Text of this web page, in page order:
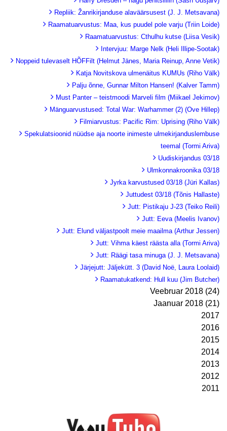
Repliik: Žanrikirjanduse alaväärsusest (J. J. Metsavana)
Raamatuarvustus: Maa, kus puudel pole varju (Triin Loide)
Raamatuarvustus: Cthulhu kutse (Liisa Vesik)
Intervjuu: Marge Nelk (Heli Illipe-Sootak)
Noppeid tulevaselt HÕFFilt (Helmut Jänes, Maria Reinup, Anne Vetik)
Katja Novitskova ulmenäitus KUMUs (Riho Välk)
Palju õnne, Gunnar Milton Hansen! (Kalver Tamm)
Must Panter – teistmoodi Marveli film (Miikael Jekimov)
Mänguarvustused: Total War: Warhammer (2) (Ove Hillep)
Filmiarvustus: Pacific Rim: Uprising (Riho Välk)
Spekulatsioonid nüüdse aja noorte inimeste ulmekirjanduslembuse
teemal (Tormi Ariva)
Uudiskirjandus 03/18
Ulmkonnakroonika 03/18
Jyrka karvustused 03/18 (Jüri Kallas)
Juttudest 03/18 (Tõnis Hallaste)
Jutt: Pistikaju J-23 (Teiko Reili)
Jutt: Eeva (Meelis Ivanov)
Jutt: Elund väljastpoolt meie maailma (Arthur Jessen)
Jutt: Vihma käest räästa alla (Tormi Ariva)
Jutt: Räägi tasa minuga (J. J. Metsavana)
Järjejutt: Jäljekütt. 3 (David Noë, Laura Loolaid)
Raamatukatkend: Hull kuu (Jim Butcher)
Veebruar 2018 (24)
Jaanuar 2018 (21)
2017
2016
2015
2014
2013
2012
2011